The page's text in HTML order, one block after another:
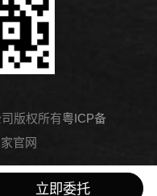
版权所有粤ICP备
官网
立即委托